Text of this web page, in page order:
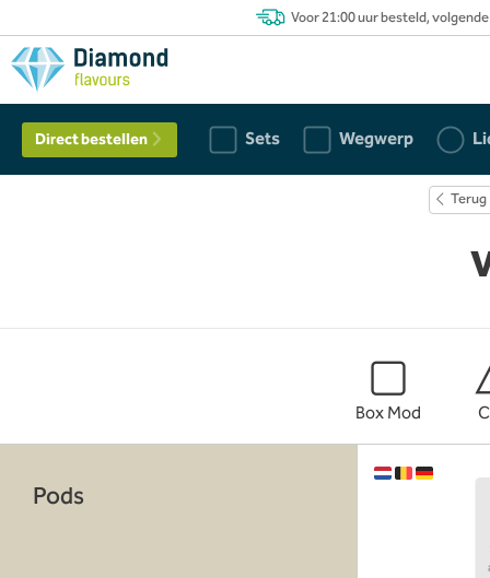
Voor 21:00 uur besteld,
Direct bestellen Sets Wegwerp
Terug
Box Mod
Pods